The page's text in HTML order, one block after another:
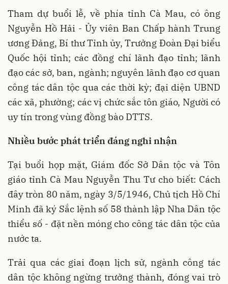
Tham dự buổi lễ, về phía tỉnh Cà Mau, có ông
Nguyễn Hồ Hải - Ủy viên Ban Chấp hành Trung
ương Đảng, Bí thư Tỉnh ủy, Trưởng Đoàn Đại biểu
Quốc hội tỉnh; các đồng chí lãnh đạo tỉnh; lãnh
đạo các sở, ban, ngành; nguyên lãnh đạo cơ quan
công tác dân tộc qua các thời kỳ; đại diện UBND
các xã, phường; các vị chức sắc tôn giáo, Người có
uy tín trong vùng đồng bào DTTS.
Nhiều bước phát triển đáng nghi nhận
Tại buổi họp mặt, Giám đốc Sở Dân tộc và Tôn
giáo tỉnh Cà Mau Nguyễn Thu Tư cho biết: Cách
đây tròn 80 năm, ngày 3/5/1946, Chủ tịch Hồ Chí
Minh đã ký Sắc lệnh số 58 thành lập Nha Dân tộc
thiểu số - đặt nền móng cho công tác dân tộc của
nước ta.
Trải qua các giai đoạn lịch sử, ngành công tác
dân tộc không ngừng trưởng thành, đóng vai trò